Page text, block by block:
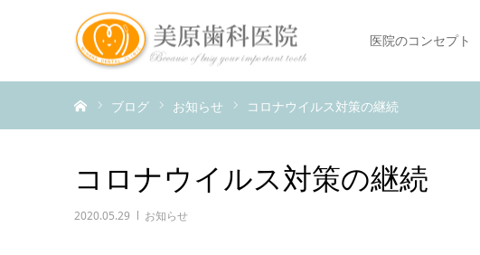
医院のコンセプト
ブログ お知らせ コロナウイルス対策の継続
コロナウイルス対策の継続
2020.05.29 お知らせ